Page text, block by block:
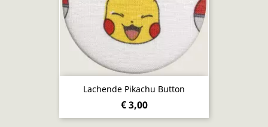
Lachende Pikachu Button
€ 3,00